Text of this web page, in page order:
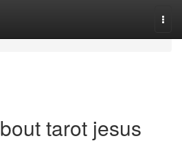
tarot jesus